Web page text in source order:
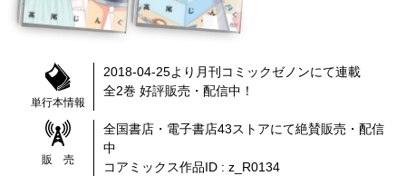
単行本情報
2018-04-25より 月刊コミックゼノンにて連載
全2巻 好評販売・配信中！
販 売
全国書店・電子書店43ストアにて絶賛販売・配信
中
コアミックス作品ID : z_R0134